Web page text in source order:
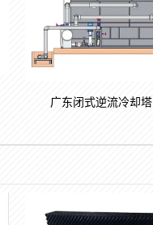
广东闭式逆流冷却塔